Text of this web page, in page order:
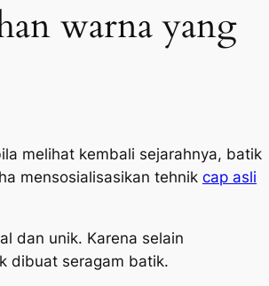
warna yang
melihat kembali sejarahnya, batik
mensosialisasikan tehnik cap asli
dan unik. Karena selain
dibuat seragam batik.